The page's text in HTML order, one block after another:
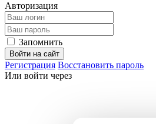
Авторизация
Запомнить
Войти на сайт
Регистрация Восстановить пароль
Или войти через